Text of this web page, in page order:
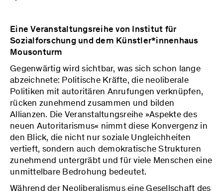
Eine Veranstaltungsreihe von Institut für
Sozialforschung und dem Künstler*innenhaus
Mousonturm
Gegenwärtig wird sichtbar, was sich schon lange
abzeichnete: Politische Kräfte, die neoliberale
Politiken mit autoritären Anrufungen verknüpfen,
rücken zunehmend zusammen und bilden
Allianzen. Die Veranstaltungsreihe »Aspekte des
neuen Autoritarismus« nimmt diese Konvergenz in
den Blick, die nicht nur soziale Ungleichheiten
vertieft, sondern auch demokratische Strukturen
zunehmend untergräbt und für viele Menschen eine
unmittelbare Bedrohung bedeutet.
Während der Neoliberalismus eine Gesellschaft des